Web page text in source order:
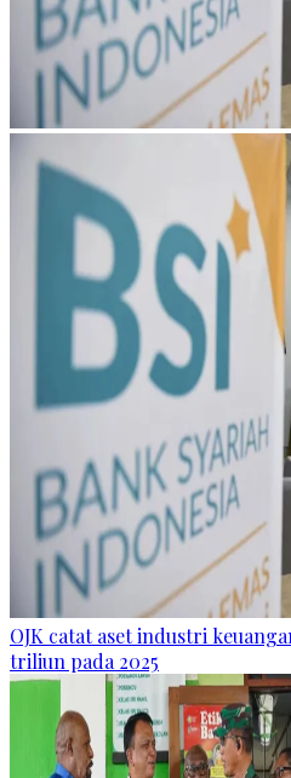
OJK catat aset industri
triliun pada 2025